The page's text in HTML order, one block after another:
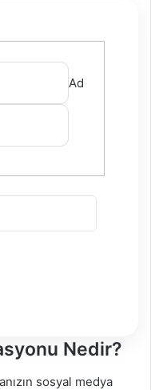
Ad
Nedir?
sosyal medya